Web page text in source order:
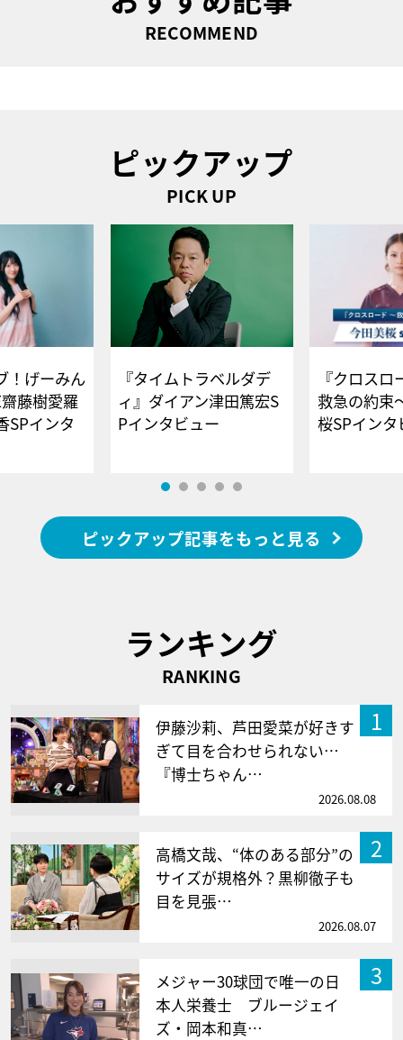
RECOMMEND
ピックアップ
PICK UP
！げーみん
藤樹愛羅
SPインタ
『タイムトラベルダデ
ィ』ダイアン津田篤宏S
Pインタビュー
『クロス
救急の約束
桜SPイ
ピックアップ記事をもっと見る
ランキング
RANKING
1
伊藤沙莉、芦田愛菜が好きす
ぎて目を合わせられない…
『博士ちゃん…
2026.08.08
2
高橋文哉、“体のある部分”の
サイズが規格外？黒柳徹子も
目を見張…
2026.08.07
3
メジャー30球団で唯一の日
本人栄養士 ブルージェイ
ズ・岡本和真…